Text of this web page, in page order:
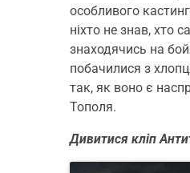
особливого
ніхто не знав, хто
знаходячись на
побачилися з
так, як воно є
Тополя.
Дивитися кліп